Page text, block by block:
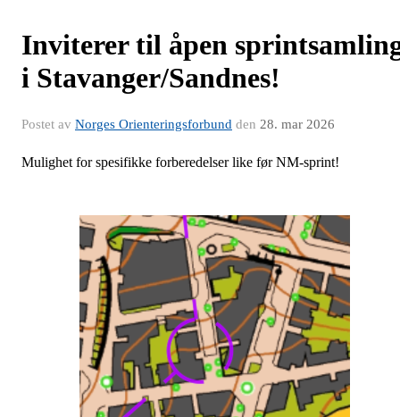
Inviterer til åpen
i Stavanger/Sandnes!
Postet av Norges Orienteringsforbund den 28. mar 2026
Mulighet for spesifikke forberedelser like før NM-sprint!